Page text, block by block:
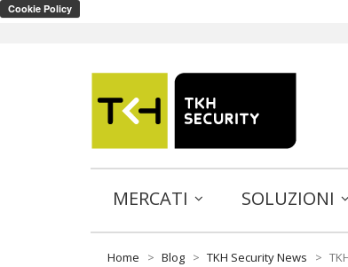
MERCATI SOLUZIONI
Home > Blog > TKH Security News >